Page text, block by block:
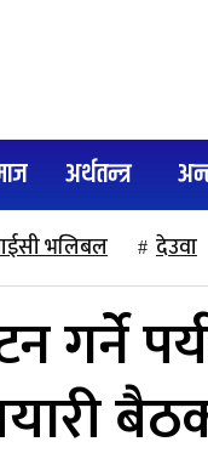
अर्थतन्त्र
भलिबल देउवा
गर्ने